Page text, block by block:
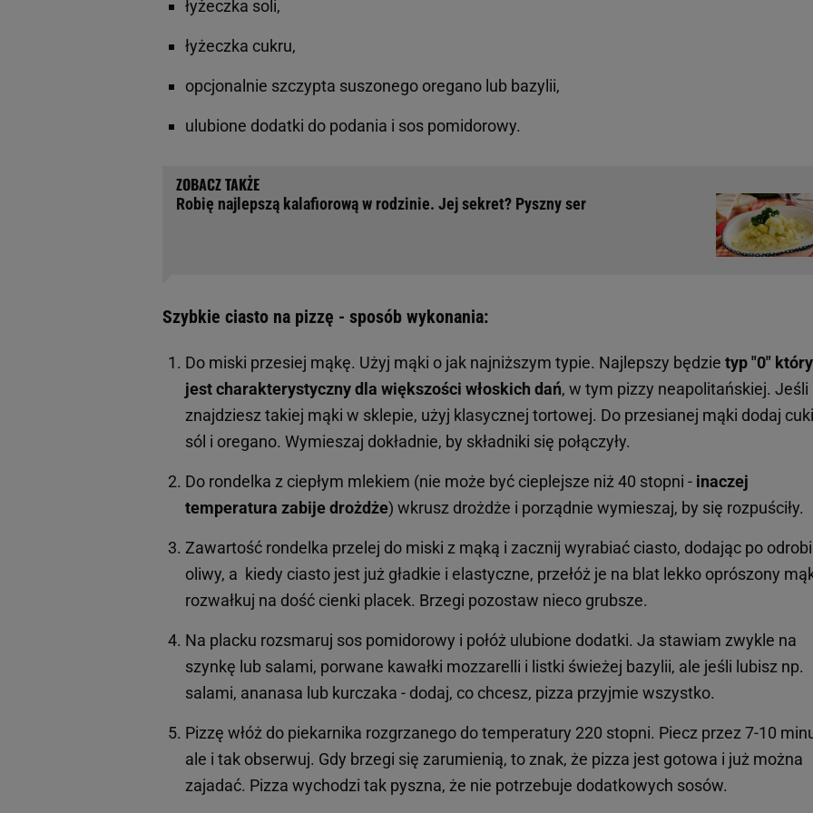
łyżeczka soli,
łyżeczka cukru,
opcjonalnie szczypta suszonego oregano lub bazylii,
ulubione dodatki do podania i sos pomidorowy.
Robię najlepszą kalafiorową w rodzinie. Jej sekret? Pyszny ser
Szybkie ciasto na pizzę - sposób wykonania:
Do miski przesiej mąkę. Użyj mąki o jak najniższym typie. Najlepszy będzie typ "0" który
jest charakterystyczny dla większości włoskich dań, w tym pizzy neapolitańskiej. Jeśli
znajdziesz takiej mąki w sklepie, użyj klasycznej tortowej. Do przesianej mąki dodaj
sól i oregano. Wymieszaj dokładnie, by składniki się połączyły.
Do rondelka z ciepłym mlekiem (nie może być cieplejsze niż 40 stopni - inaczej
temperatura zabije drożdże) wkrusz drożdże i porządnie wymieszaj, by się rozpuściły.
Zawartość rondelka przelej do miski z mąką i zacznij wyrabiać ciasto, dodając po
oliwy, a kiedy ciasto jest już gładkie i elastyczne, przełóż je na blat lekko oprószony
rozwałkuj na dość cienki placek. Brzegi pozostaw nieco grubsze.
Na placku rozsmaruj sos pomidorowy i połóż ulubione dodatki. Ja stawiam zwykle na
szynkę lub salami, porwane kawałki mozzarelli i listki świeżej bazylii, ale jeśli lubisz np.
salami, ananasa lub kurczaka - dodaj, co chcesz, pizza przyjmie wszystko.
Pizzę włóż do piekarnika rozgrzanego do temperatury 220 stopni. Piecz przez 7-10
ale i tak obserwuj. Gdy brzegi się zarumienią, to znak, że pizza jest gotowa i już można
zajadać. Pizza wychodzi tak pyszna, że nie potrzebuje dodatkowych sosów.